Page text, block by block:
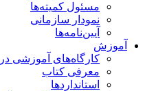
مسئول کمیته‌ها
نمودار سازمانی
آیین‌نامه‌ها
آموزش
کارگاه‌های آموزشی در
معرفی کتاب
استانداردها